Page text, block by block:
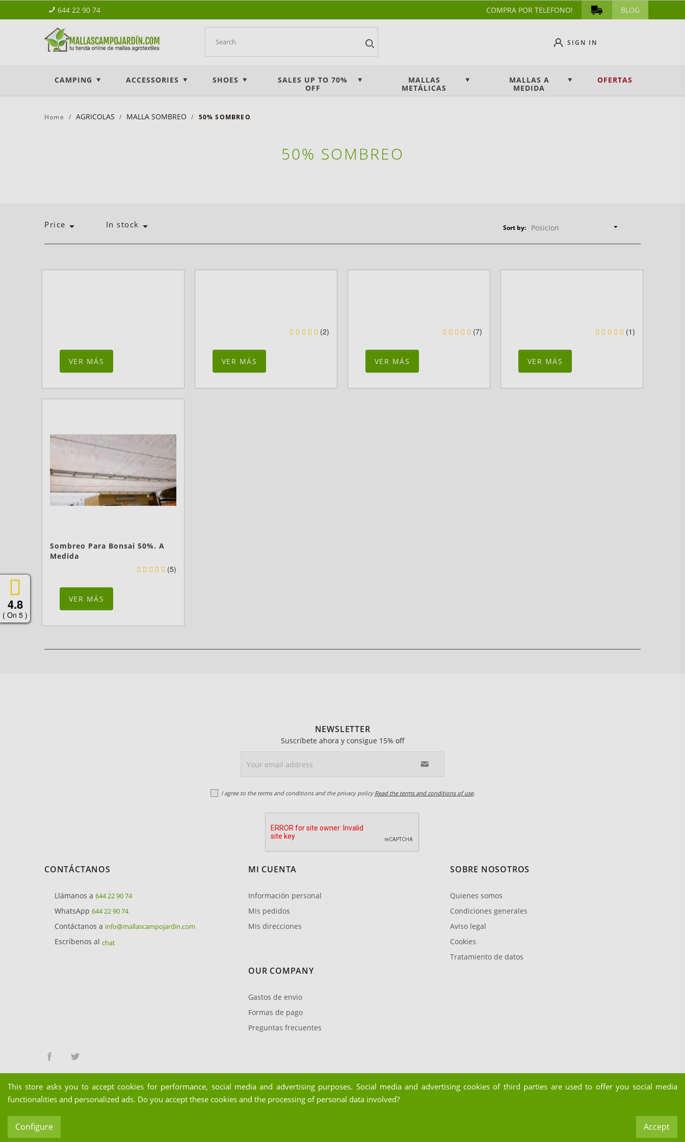
4.8
( On 5 )
644 22 90 74 COMPRA POR TELEFONO! BLOG
SIGN IN
CAMPING ACCESSORIES SHOES
SALES UP TO 70%
OFF
MALLAS
METÁLICAS
MALLAS A
MEDIDA
OFERTAS
Home AGRICOLAS MALLA SOMBREO 50% SOMBREO
50% SOMBREO
Price  In stock  Sort by: Posicion 
VER MÁS VER MÁS
(2)
VER MÁS
(7)
VER MÁS
(1)
Sombreo Para Bonsai 50%. A
Medida
VER MÁS
(5)
NEWSLETTER
Suscríbete ahora y consigue 15% off
I agree to the terms and conditions and the privacy policy Read the terms and conditions of use.
CONTÁCTANOS
Llámanos a 644 22 90 74
WhatsApp 644 22 90 74
Contáctanos a info@mallascampojardin.com
Escríbenos al chat
MI CUENTA
Información personal
Mis pedidos
Mis direcciones
SOBRE NOSOTROS
Quienes somos
Condiciones generales
Aviso legal
Cookies
Tratamiento de datos
OUR COMPANY
Gastos de envio
Formas de pago
Preguntas frecuentes
Facebook
This store asks you to accept cookies for performance, social media and advertising purposes. Social media and advertising cookies of third parties are used to offer you social media
functionalities and personalized ads. Do you accept these cookies and the processing of personal data involved?
Accept
Configure